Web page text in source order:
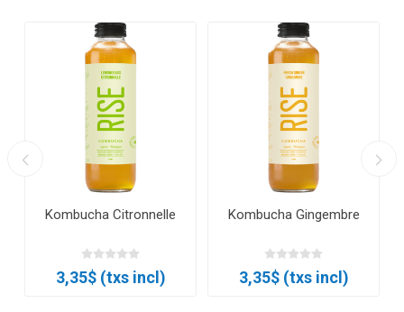
Kombucha Citronnelle
3,35$ (txs incl)
Kombucha Gingembre
3,35$ (txs incl)